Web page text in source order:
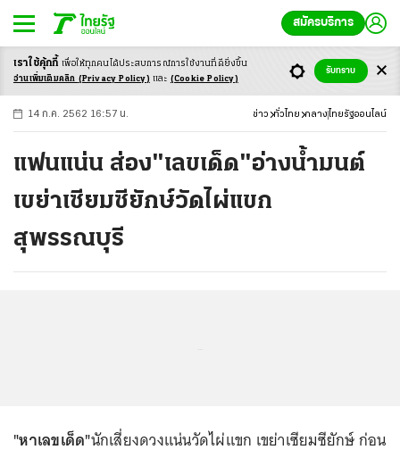
สมัครบริการ
-ก ก ก+
14 ก.ค. 2562 16:57 น. ข่าว ทั่วไทย กลาง ไทยรัฐออนไลน์
แฟนแน่น ส่อง"เลขเด็ด"อ่างน้ำมนต์
เขย่าเซียมซียักษ์วัดไผ่แขก
สุพรรณบุรี
"หาเลขเด็ด"นักเสี่ยงดวงแน่นวัดไผ่แขก เขย่าเซียมซียักษ์ ก่อน
เราใช้คุ้กกี้ เพื่อให้ทุกคนได้ประสบการณ์การใช้งานที่ดียิ่งขึ้น
อ่านเพิ่มเติมคลิก (Privacy Policy) และ (Cookie Policy)
รับทราบ